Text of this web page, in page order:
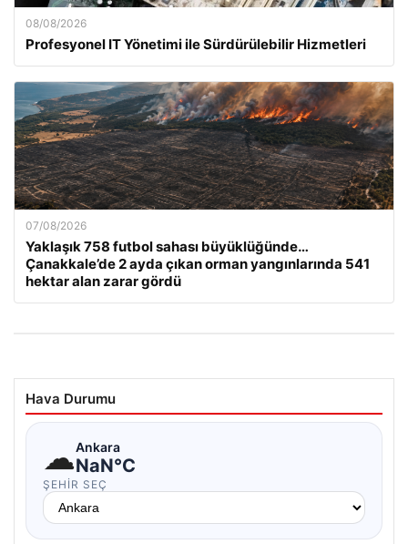
08/08/2026
Profesyonel IT Yönetimi ile Sürdürülebilir Hizmetleri
07/08/2026
Yaklaşık 758 futbol sahası büyüklüğünde…
Çanakkale’de 2 ayda çıkan orman yangınlarında 541
hektar alan zarar gördü
Hava Durumu
☁Ankara
NaN°C
ŞEHIR SEÇ